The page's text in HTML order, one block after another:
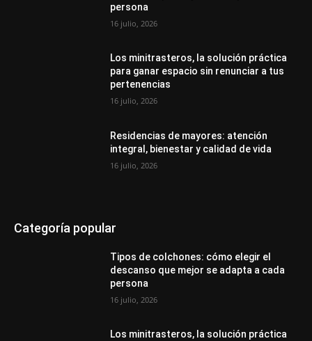
persona
16 julio, 2026
Los minitrasteros, la solución práctica
para ganar espacio sin renunciar a tus
pertenencias
16 julio, 2026
Residencias de mayores: atención
integral, bienestar y calidad de vida
16 julio, 2026
Categoría popular
Tipos de colchones: cómo elegir el
descanso que mejor se adapta a cada
persona
16 julio, 2026
Los minitrasteros, la solución práctica